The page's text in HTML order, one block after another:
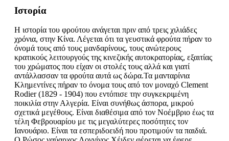
Ιστορία
Η ιστορία του φρούτου ανάγεται πριν από τρεις χιλιάδες
χρόνια, στην Κίνα. Λέγεται ότι τα γευστικά φρούτα πήραν το
όνομά τους από τους μανδαρίνους, τους ανώτερους
κρατικούς λειτουργούς της κινεζικής αυτοκρατορίας, εξαιτίας
του χρώματος που είχαν οι στολές τους αλλά και γιατί
αντάλλασσαν τα φρούτα αυτά ως δώρα.Τα μανταρίνια
Κλημεντίνες πήραν το όνομα τους από τον μοναχό Clement
Rodier (1829 - 1904) που εντόπισε την συγκεκριμένη
ποικιλία στην Αλγερία. Είναι συνήθως άσπορα, μικρού
σχετικά μεγέθους. Είναι διαθέσιμα από τον Νοέμβριο έως τα
τέλη Φεβρουαρίου με τις μεγαλύτερες ποσότητες τον
Ιανουάριο. Είναι τα εσπεριδοειδή που προτιμούν τα παιδιά.